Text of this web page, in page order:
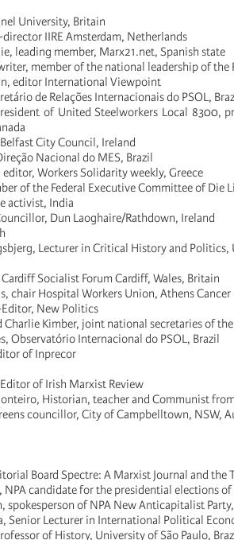
University, Britain
director IIRE Amsterdam, Netherlands
leading member, Marx21.net, Spanish state
member of the national leadership of the
editor International Viewpoint
de Relações Internacionais do PSOL,
of United Steelworkers Local 8300,
City Council, Ireland
Nacional do MES, Brazil
editor, Workers Solidarity weekly, Greece
of the Federal Executive Committee of Die
activist, India
Dun Laoghaire/Rathdown, Ireland
Lecturer in Critical History and
Socialist Forum Cardiff, Wales, Britain
chair Hospital Workers Union, Athens
Editor, New Politics
Charlie Kimber, joint national secretaries of
Observatório Internacional do PSOL, Brazil
of Inprecor
of Irish Marxist Review
Historian, teacher and Communist
councillor, City of Campbelltown, NSW,
Board Spectre: A Marxist Journal and the
NPA candidate for the presidential elections
spokesperson of NPA New Anticapitalist
Senior Lecturer in International Political
of History, University of São Paulo,